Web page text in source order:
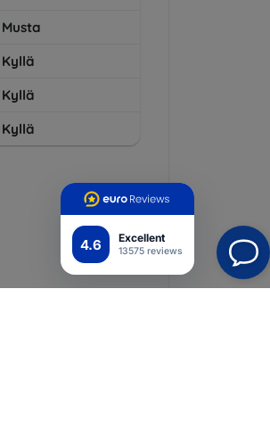
4.6 Excellent
13575 reviews
Musta
Kyllä
Kyllä
Kyllä